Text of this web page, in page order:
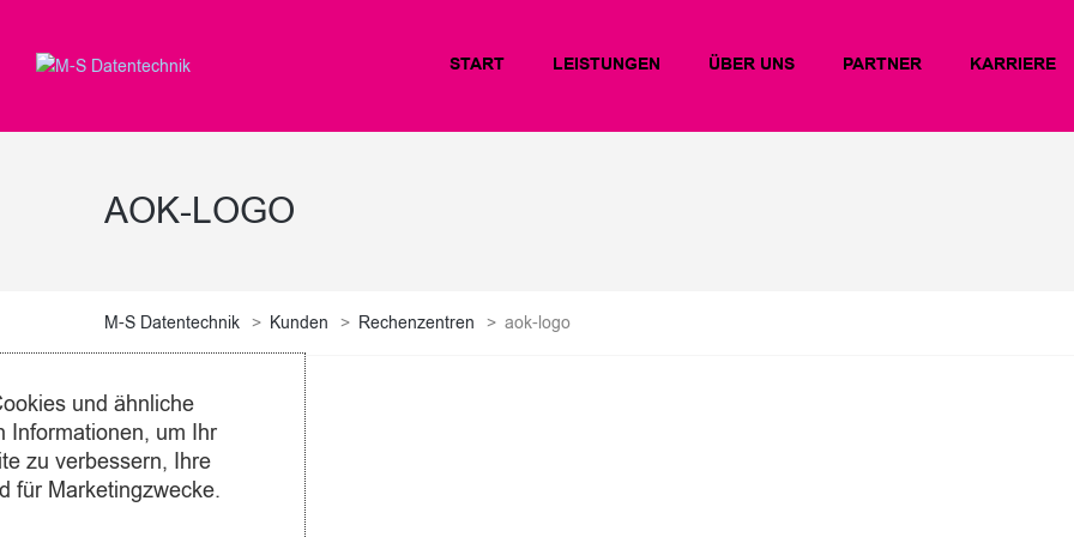
START LEISTUNGEN ÜBER UNS PARTNER KARRIERE
AOK-LOGO
M-S Datentechnik > Kunden > Rechenzentren > aok-logo
0 comments
und ähnliche
Informationen, um Ihr
zu verbessern, Ihre
für Marketingzwecke.